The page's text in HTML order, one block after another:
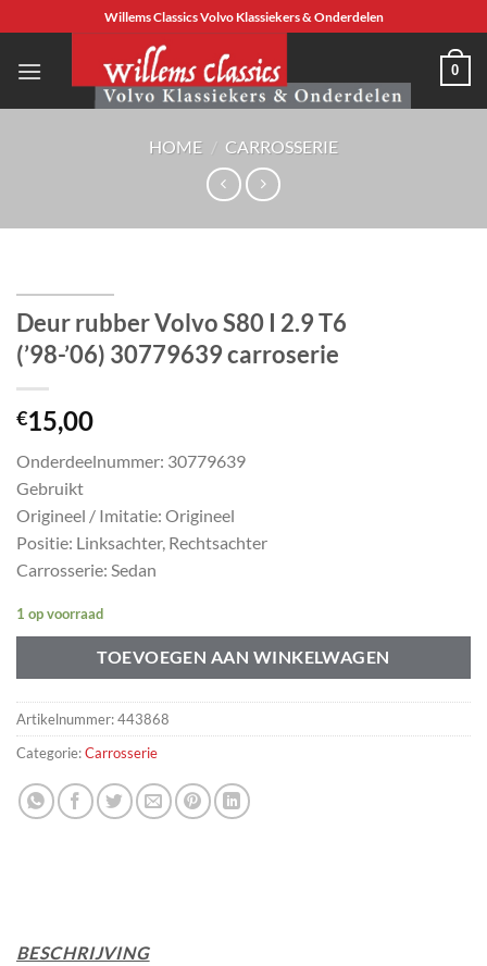
naar
inhoud
Willems Classics Volvo Klassiekers & Onderdelen
0
HOME / CARROSSERIE
Deur rubber Volvo S80 I 2.9 T6
(’98-’06) 30779639 carroserie
€15,00
Onderdeelnummer: 30779639
Gebruikt
Origineel / Imitatie: Origineel
Positie: Linksachter, Rechtsachter
Carrosserie: Sedan
1 op voorraad
TOEVOEGEN AAN WINKELWAGEN
Artikelnummer:443868
Categorie:Carrosserie
BESCHRIJVING